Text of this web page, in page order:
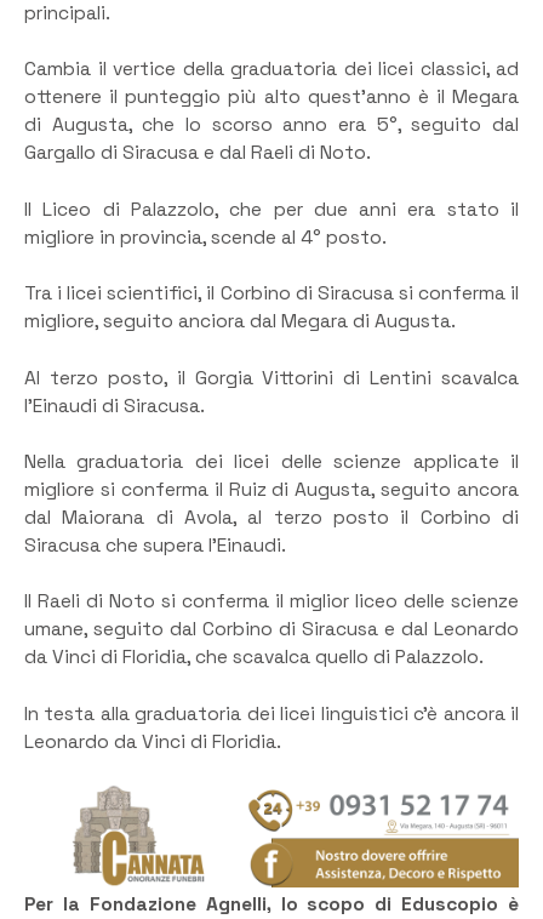
principali.
Cambia il vertice della graduatoria dei licei classici, ad
ottenere il punteggio più alto quest’anno è il Megara
di Augusta, che lo scorso anno era 5°, seguito dal
Gargallo di Siracusa e dal Raeli di Noto.
Il Liceo di Palazzolo, che per due anni era stato il
migliore in provincia, scende al 4° posto.
Tra i licei scientifici, il Corbino di Siracusa si conferma il
migliore, seguito anciora dal Megara di Augusta.
Al terzo posto, il Gorgia Vittorini di Lentini scavalca
l’Einaudi di Siracusa.
Nella graduatoria dei licei delle scienze applicate il
migliore si conferma il Ruiz di Augusta, seguito ancora
dal Maiorana di Avola, al terzo posto il Corbino di
Siracusa che supera l’Einaudi.
Il Raeli di Noto si conferma il miglior liceo delle scienze
umane, seguito dal Corbino di Siracusa e dal Leonardo
da Vinci di Floridia, che scavalca quello di Palazzolo.
In testa alla graduatoria dei licei linguistici c’è ancora il
Leonardo da Vinci di Floridia.
Per la Fondazione Agnelli, lo scopo di Eduscopio è